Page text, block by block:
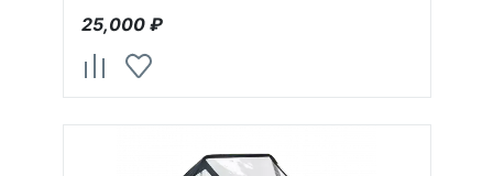
25,000₽